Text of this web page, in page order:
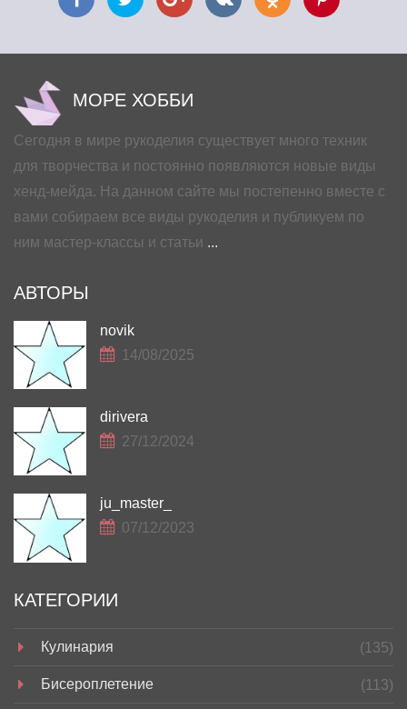
МОРЕ ХОББИ
Сегодня в мире рукоделия существует много техник
для творчества и постоянно появляются новые виды
хенд-мейда. На данном сайте мы постепенно вместе с
вами собираем все виды рукоделия и публикуем по
ним мастер-классы и статьи ...
АВТОРЫ
novik
14/08/2025
dirivera
27/12/2024
ju_master_
07/12/2023
КАТЕГОРИИ
Кулинария (135)
Бисероплетение (113)